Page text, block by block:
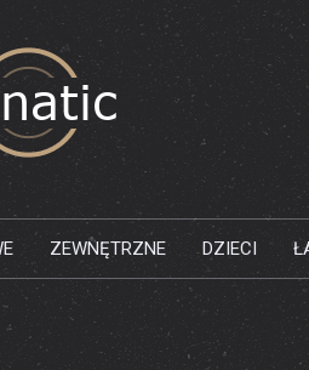
ZEWNĘTRZNE DZIECI